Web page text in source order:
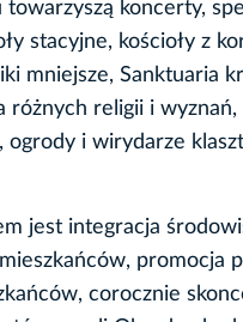
koncerty,
stacyjne, kościoły z
mniejsze, Sanktuaria
religii i wyznań,
i wirydarze
jest integracja
promocja
corocznie